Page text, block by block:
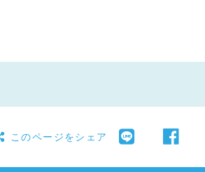
このページをシェア